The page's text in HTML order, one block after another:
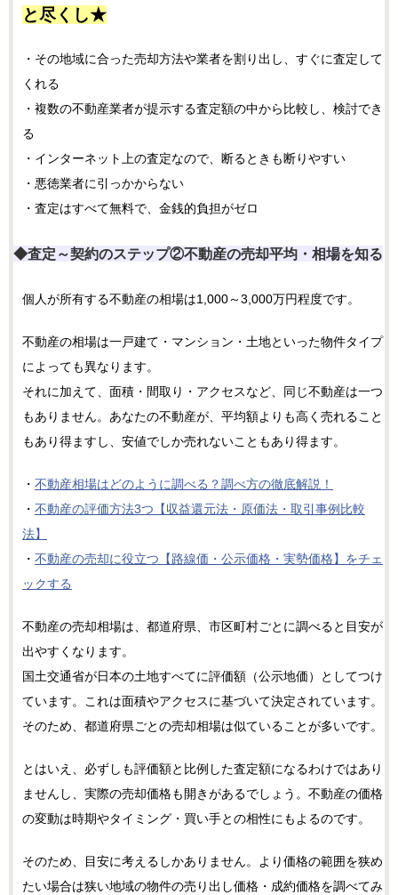
と尽くし★
・その地域に合った売却方法や業者を割り出し、すぐに査定して
くれる
・複数の不動産業者が提示する査定額の中から比較し、検討でき
る
・インターネット上の査定なので、断るときも断りやすい
・悪徳業者に引っかからない
・査定はすべて無料で、金銭的負担がゼロ
◆査定～契約のステップ②不動産の売却平均・相場を知る
個人が所有する不動産の相場は1,000～3,000万円程度です。
不動産の相場は一戸建て・マンション・土地といった物件タイプ
によっても異なります。
それに加えて、面積・間取り・アクセスなど、同じ不動産は一つ
もありません。あなたの不動産が、平均額よりも高く売れること
もあり得ますし、安値でしか売れないこともあり得ます。
・ 不動産相場はどのように調べる？調べ方の徹底解説！
・ 不動産の評価方法3つ【収益還元法・原価法・取引事例比較
法】
・ 不動産の売却に役立つ【路線価・公示価格・実勢価格】をチェ
ックする
不動産の売却相場は、都道府県、市区町村ごとに調べると目安が
出やすくなります。
国土交通省が日本の土地すべてに評価額（公示地価）としてつけ
ています。これは面積やアクセスに基づいて決定されています。
そのため、都道府県ごとの売却相場は似ていることが多いです。
とはいえ、必ずしも評価額と比例した査定額になるわけではあり
ませんし、実際の売却価格も開きがあるでしょう。不動産の価格
の変動は時期やタイミング・買い手との相性にもよるのです。
そのため、目安に考えるしかありません。より価格の範囲を狭め
たい場合は狭い地域の物件の売り出し価格・成約価格を調べてみ